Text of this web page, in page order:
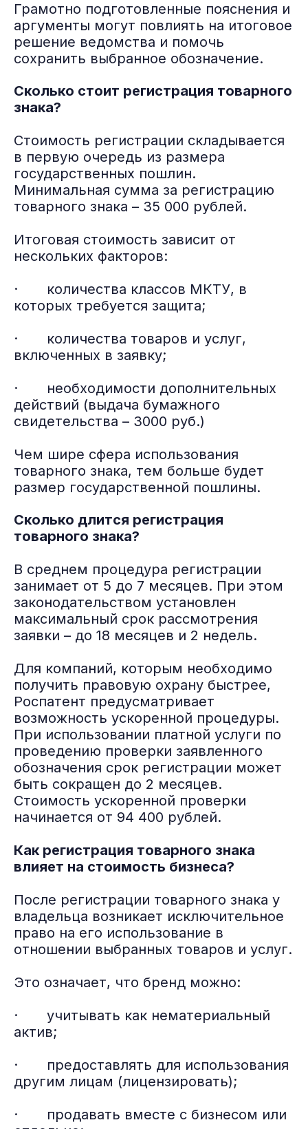
Грамотно подготовленные пояснения и
аргументы могут повлиять на итоговое
решение ведомства и помочь
сохранить выбранное обозначение.
Сколько стоит регистрация товарного
знака?
Стоимость регистрации складывается
в первую очередь из размера
государственных пошлин.
Минимальная сумма за регистрацию
товарного знака – 35 000 рублей.
Итоговая стоимость зависит от
нескольких факторов:
· количества классов МКТУ, в
которых требуется защита;
· количества товаров и услуг,
включенных в заявку;
· необходимости дополнительных
действий (выдача бумажного
свидетельства – 3000 руб.)
Чем шире сфера использования
товарного знака, тем больше будет
размер государственной пошлины.
Сколько длится регистрация
товарного знака?
В среднем процедура регистрации
занимает от 5 до 7 месяцев. При этом
законодательством установлен
максимальный срок рассмотрения
заявки – до 18 месяцев и 2 недель.
Для компаний, которым необходимо
получить правовую охрану быстрее,
Роспатент предусматривает
возможность ускоренной процедуры.
При использовании платной услуги по
проведению проверки заявленного
обозначения срок регистрации может
быть сокращен до 2 месяцев.
Стоимость ускоренной проверки
начинается от 94 400 рублей.
Как регистрация товарного знака
влияет на стоимость бизнеса?
После регистрации товарного знака у
владельца возникает исключительное
право на его использование в
отношении выбранных товаров и услуг.
Это означает, что бренд можно:
· учитывать как нематериальный
актив;
· предоставлять для использования
другим лицам (лицензировать);
· продавать вместе с бизнесом или